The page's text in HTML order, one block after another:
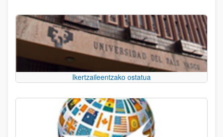
Ikertzaileentzako ostatua